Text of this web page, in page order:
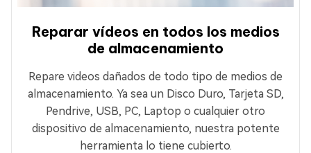
Reparar vídeos en todos los medios
de almacenamiento
Repare videos dañados de todo tipo de medios de
almacenamiento. Ya sea un Disco Duro, Tarjeta SD,
Pendrive, USB, PC, Laptop o cualquier otro
dispositivo de almacenamiento, nuestra potente
herramienta lo tiene cubierto.